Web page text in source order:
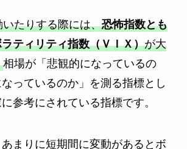
たりする際には、恐怖指数とも
ティリティ指数（ＶＩＸ）が大
相場が「悲観的になっているの
っているのか」を測る指標とし
参考にされている指標です。
まりに短期間に変動があるとボ